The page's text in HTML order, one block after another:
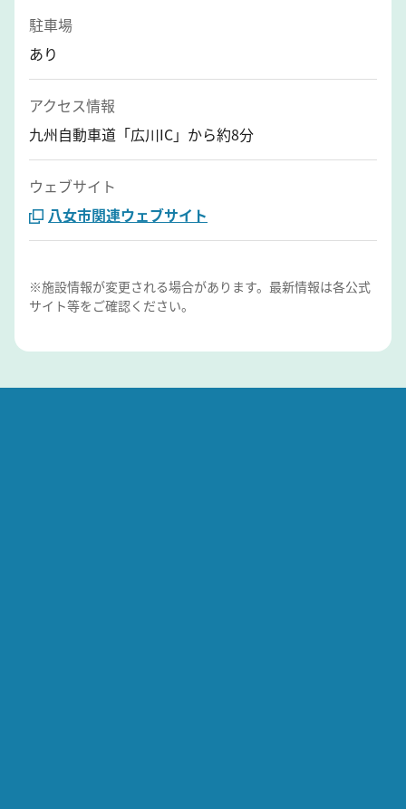
駐車場
あり
アクセス情報
九州自動車道「広川IC」から約8分
ウェブサイト
八女市関連ウェブサイト
※施設情報が変更される場合があります。最新情報は各公式
サイト等をご確認ください。